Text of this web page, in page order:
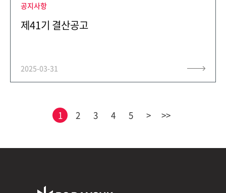
공지사항
제41기 결산공고
2025-03-31
1 2 3 4 5 > >>